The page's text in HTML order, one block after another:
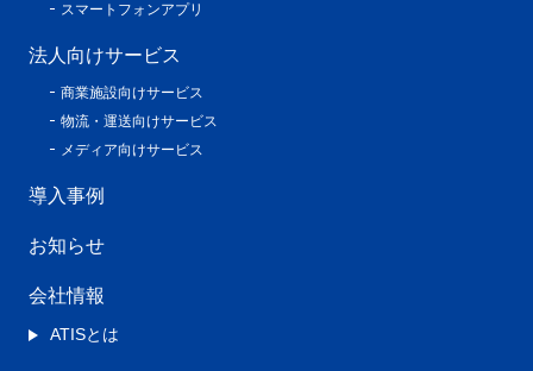
スマートフォンアプリ
法人向けサービス
商業施設向けサービス
物流・運送向けサービス
メディア向けサービス
導入事例
お知らせ
会社情報
ATISとは